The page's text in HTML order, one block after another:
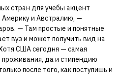
стран для учебы акцент
и Австралию, —
— Там простые и понятные
вуз и может получить вид на
США сегодня — самая
проживания, да и стипендию
после того, как поступишь и